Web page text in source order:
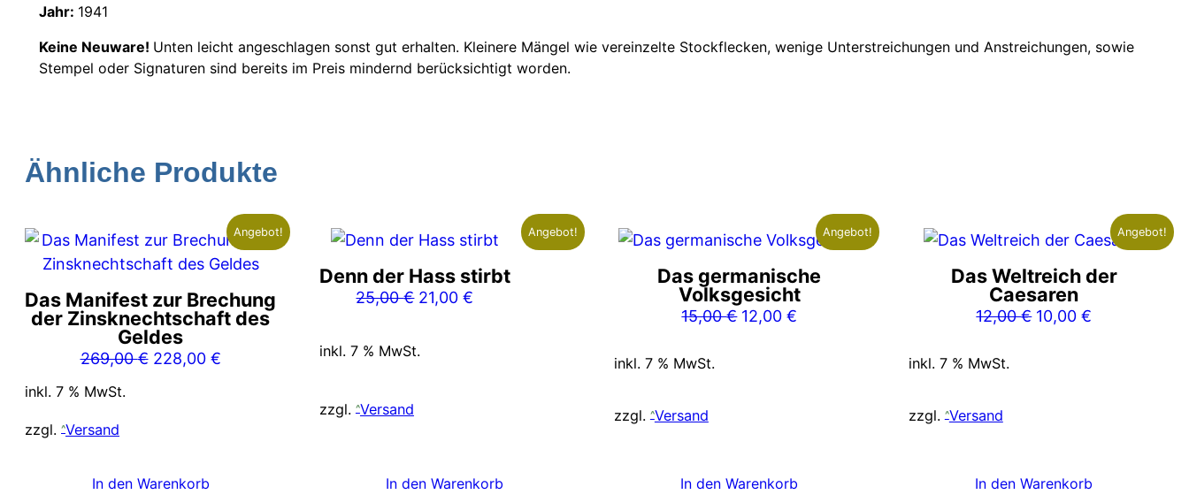
Jahr: 1941
Keine Neuware! Unten leicht angeschlagen sonst gut erhalten. Kleinere Mängel wie vereinzelte Stockflecken, wenige Unterstreichungen und Anstreichungen, sowie
Stempel oder Signaturen sind bereits im Preis mindernd berücksichtigt worden.
Ähnliche Produkte
Angebot!
Das Manifest zur Brechung
der Zinsknechtschaft des
Geldes
269,00€ Ursprünglicher
228,00 €Aktueller
inkl. 7 % MwSt.
zzgl. Versand
In den Warenkorb
Angebot!
Denn der Hass stirbt
25,00€ Ursprünglicher
21,00€
inkl. 7 % MwSt.
zzgl. Versand
In den Warenkorb
Angebot!
Das germanische
Volksgesicht
15,00€ Ursprünglicher
12,00€
inkl. 7 % MwSt.
zzgl. Versand
In den Warenkorb
Angebot!
Das Weltreich der
Caesaren
12,00€ Ursprünglicher
10,00€
inkl. 7 % MwSt.
zzgl. Versand
In den Warenkorb